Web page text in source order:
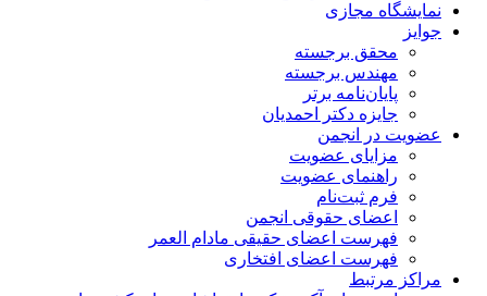
نمایشگاه مجازی
جوایز
محقق برجسته
مهندس برجسته
پایان‌نامه برتر
جایزه دکتر احمدیان
عضویت در انجمن
مزایای عضویت
راهنمای عضویت
فرم ثبت‌نام
اعضای حقوقی انجمن
فهرست اعضای حقیقی مادام‌ العمر
فهرست اعضای افتخاری
مراکز مرتبط